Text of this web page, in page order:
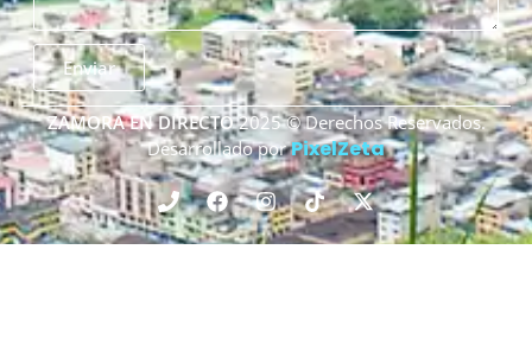
Enviar
ZAMORA EN DIRECTO2025 © Derechos Reservados.
Desarrollado porPixelZeta